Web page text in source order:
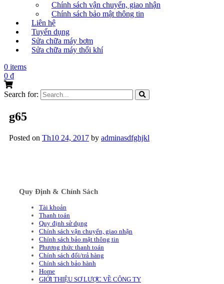
Chính sách vận chuyển, giao nhận
Chính sách bảo mật thông tin
Liên hệ
Tuyển dụng
Sửa chữa máy bơm
Sửa chữa máy thổi khí
0 items
0 ₫
Search for:
g65
Posted on Th10 24, 2017 by adminasdfghjkl
Quy Định & Chính Sách
Tài khoản
Thanh toán
Quy định sử dụng
Chính sách vận chuyển, giao nhận
Chính sách bảo mật thông tin
Phương thức thanh toán
Chính sách đổi/trả hàng
Chính sách bảo hành
Home
GIỚI THIỆU SƠ LƯỢC VỀ CÔNG TY